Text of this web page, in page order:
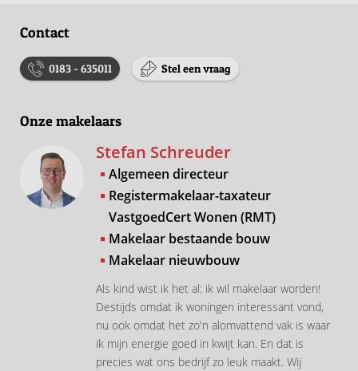
Contact
0183 - 635011 Stel een vraag
Onze makelaars
Stefan Schreuder
Algemeen directeur
Registermakelaar-taxateur
VastgoedCert Wonen (RMT)
Makelaar bestaande bouw
Makelaar nieuwbouw
Als kind wist ik het al: ik wil makelaar worden!
Destijds omdat ik woningen interessant vond,
nu ook omdat het zo'n alomvattend vak is waar
ik mijn energie goed in kwijt kan. En dat is
precies wat ons bedrijf zo leuk maakt. Wij